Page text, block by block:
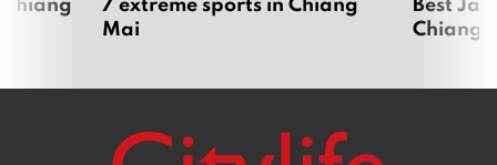
Mai
Chiang